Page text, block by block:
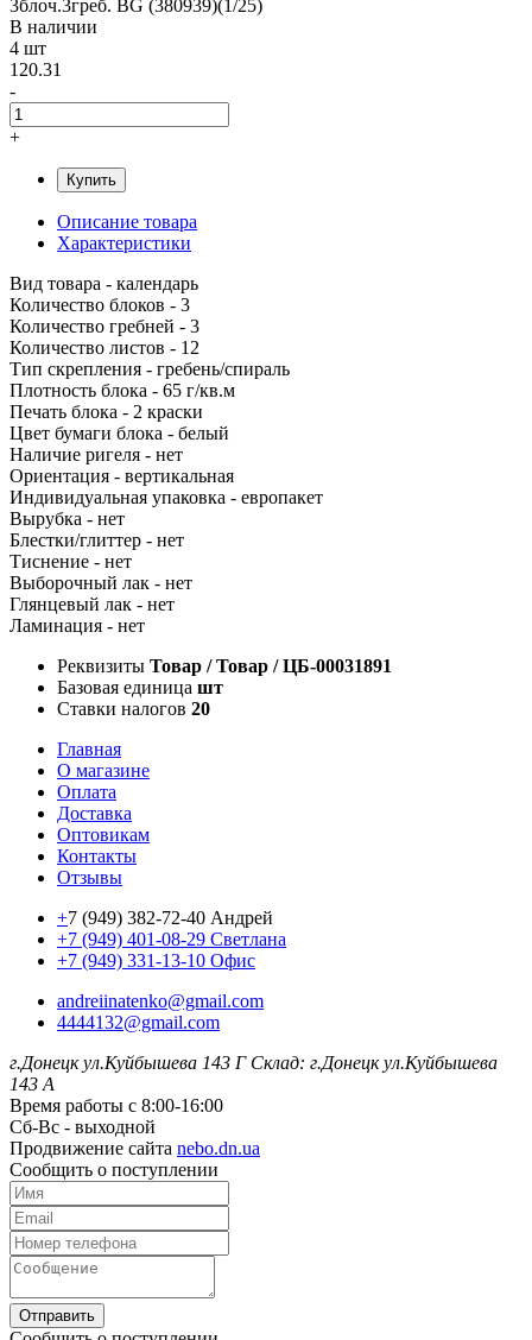
В наличии
4 шт
120.31
-
+
Купить
Описание товара
Характеристики
Вид товара - календарь
Количество блоков - 3
Количество гребней - 3
Количество листов - 12
Тип скрепления - гребень/спираль
Плотность блока - 65 г/кв.м
Печать блока - 2 краски
Цвет бумаги блока - белый
Наличие ригеля - нет
Ориентация - вертикальная
Индивидуальная упаковка - европакет
Вырубка - нет
Блестки/глиттер - нет
Тиснение - нет
Выборочный лак - нет
Глянцевый лак - нет
Ламинация - нет
Реквизиты Товар / Товар / ЦБ-00031891
Базовая единица шт
Ставки налогов 20
Главная
О магазине
Оплата
Доставка
Оптовикам
Контакты
Отзывы
+7 (949) 382-72-40 Андрей
+7 (949) 401-08-29 Светлана
+7 (949) 331-13-10 Офис
andreiinatenko@gmail.com
4444132@gmail.com
г.Донецк ул.Куйбышева 143 Г Склад: г.Донецк ул.Куйбышева
143 А
Время работы с 8:00-16:00
Сб-Вс - выходной
Продвижение сайта nebo.dn.ua
Сообщить о поступлении
Отправить